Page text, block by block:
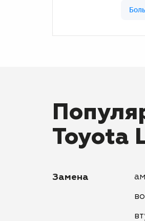
Toyota
Замена